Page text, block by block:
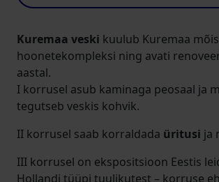
Kuremaa veski kuulub Kuremaa
hoonetekompleksi ning avati
aastal.
I korrusel asub kaminaga peosaal ja
tegutseb veskis kohvik.
II korrusel saab korraldada üritusi ja
III korrusel on ekspositsioon Eestis
Hollandi tüüpi tuulikutest – korruse